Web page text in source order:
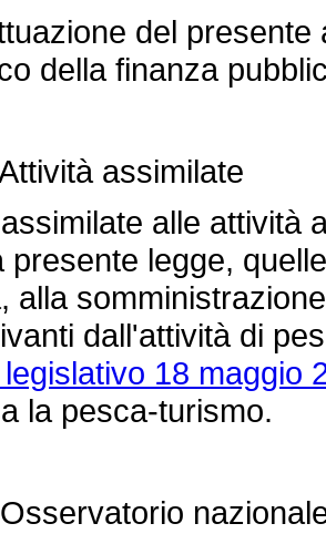
del presente
della finanza
assimilate
alle attività
presente legge,
alla
dall'attività di
18 maggio
la pesca-turismo.
Osservatorio